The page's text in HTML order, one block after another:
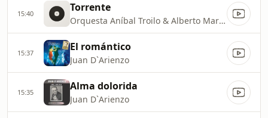
15:40 Torrente
Orquesta Aníbal Troilo & Alberto Marino
15:37 El romántico
Juan D`Arienzo
15:35 Alma dolorida
Juan D`Arienzo